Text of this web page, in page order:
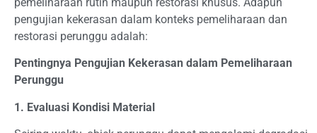
pengujian kekerasan dalam konteks pemeliharaan dan
restorasi perunggu adalah:
Pentingnya Pengujian Kekerasan dalam Pemeliharaan
Perunggu
1. Evaluasi Kondisi Material